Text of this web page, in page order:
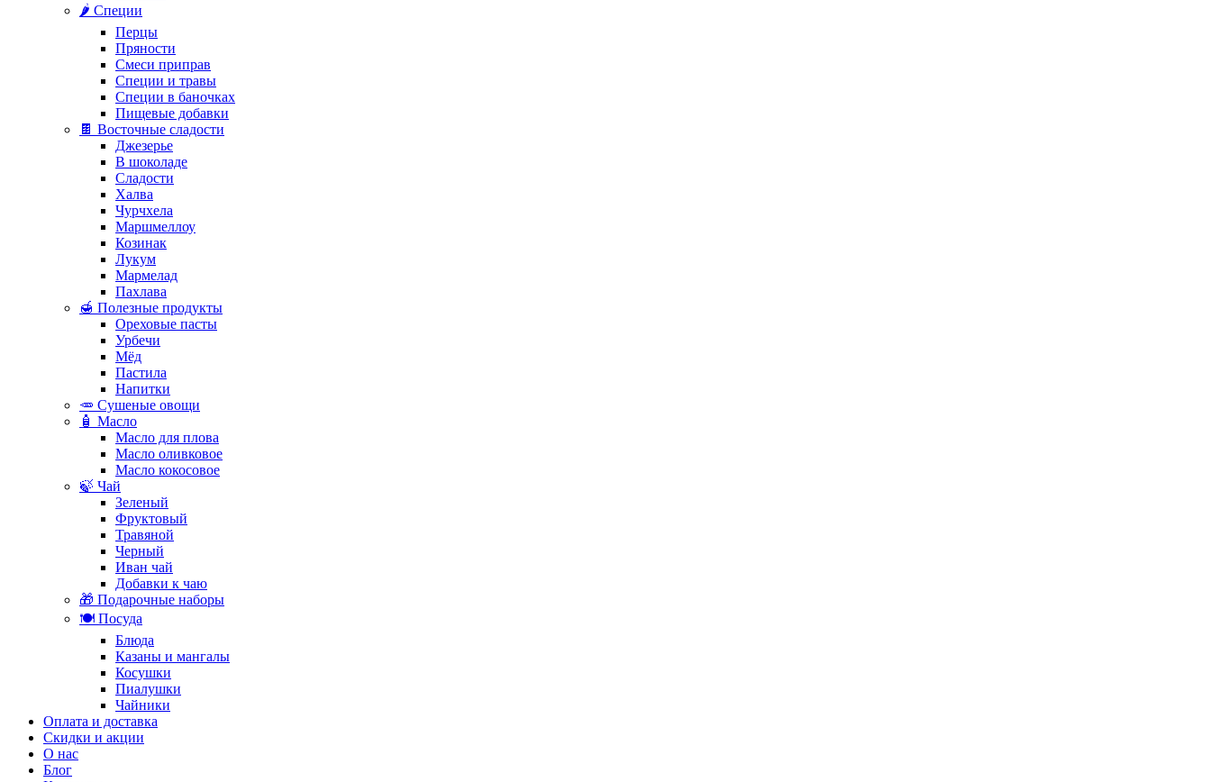
🌶️ Специи
Перцы
Пряности
Смеси приправ
Специи и травы
Специи в баночках
Пищевые добавки
🍫 Восточные сладости
Джезерье
В шоколаде
Сладости
Халва
Чурчхела
Маршмеллоу
Козинак
Лукум
Мармелад
Пахлава
🍯 Полезные продукты
Ореховые пасты
Урбечи
Мёд
Пастила
Напитки
🥕 Сушеные овощи
🧴 Масло
Масло для плова
Масло оливковое
Масло кокосовое
🍃 Чай
Зеленый
Фруктовый
Травяной
Черный
Иван чай
Добавки к чаю
🎁 Подарочные наборы
🍽️ Посуда
Блюда
Казаны и мангалы
Косушки
Пиалушки
Чайники
Оплата и доставка
Скидки и акции
О нас
Блог